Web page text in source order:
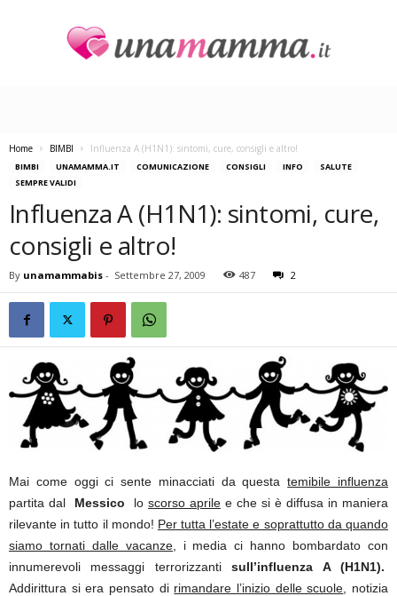
Home BIMBI Influenza A (H1N1): sintomi, cure, consigli e altro!
BIMBI UNAMAMMA.IT COMUNICAZIONE CONSIGLI INFO
SALUTE
SEMPRE VALIDI
Influenza A (H1N1): sintomi, cure,
consigli e altro!
By unamammabis - Settembre 27, 2009 487 2
Mai come oggi ci sente minacciati da questatemibile influenza
partita dal Messico lo scorso aprile e che si è diffusa in maniera
rilevante in tutto il mondo! Per tutta l’estate e soprattutto da quando
siamo tornati dalle vacanze,
i media ci hanno bombardato con
innumerevoli messaggi terrorizzantisull’influenza A (H1N1).
Addirittura si era pensato di rimandare l’inizio delle scuole , notizia